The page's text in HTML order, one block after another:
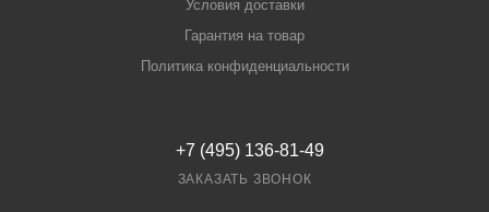
Условия доставки
Гарантия на товар
Политика конфиденциальности
+7 (495) 136-81-49
ЗАКАЗАТЬ ЗВОНОК